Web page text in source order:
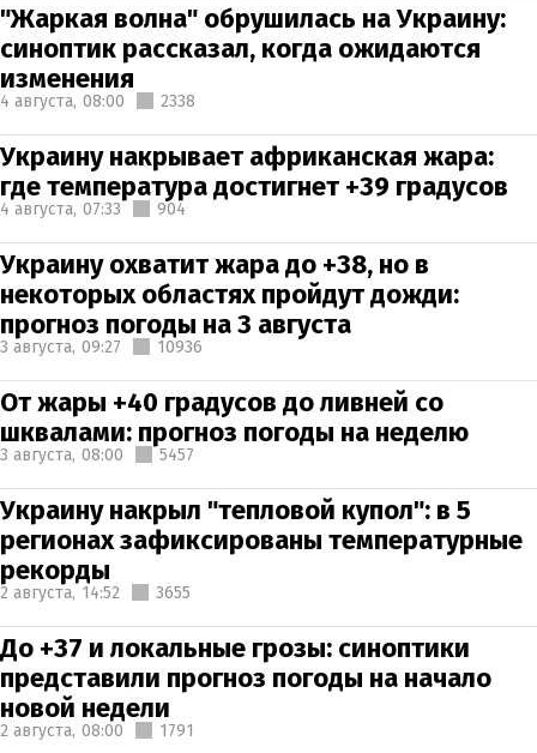
"Жаркая волна" обрушилась на Украину:
синоптик рассказал, когда ожидаются
изменения
4 августа, 08:00 2338
Украину накрывает африканская жара:
где температура достигнет +39 градусов
4 августа, 07:33 904
Украину охватит жара до +38, но в
некоторых областях пройдут дожди:
прогноз погоды на 3 августа
3 августа, 09:27 10936
От жары +40 градусов до ливней со
шквалами: прогноз погоды на неделю
3 августа, 08:00 5457
Украину накрыл "тепловой купол": в 5
регионах зафиксированы температурные
рекорды
2 августа, 14:52 3655
До +37 и локальные грозы: синоптики
представили прогноз погоды на начало
новой недели
2 августа, 08:00 1791